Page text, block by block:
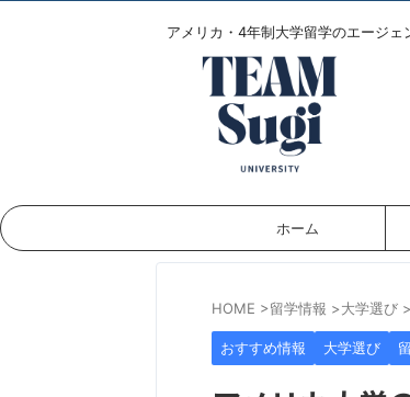
アメリカ・4年制大学留学のエージェ
ホーム
HOME >留学情報 >大学選び >
おすすめ情報 大学選び